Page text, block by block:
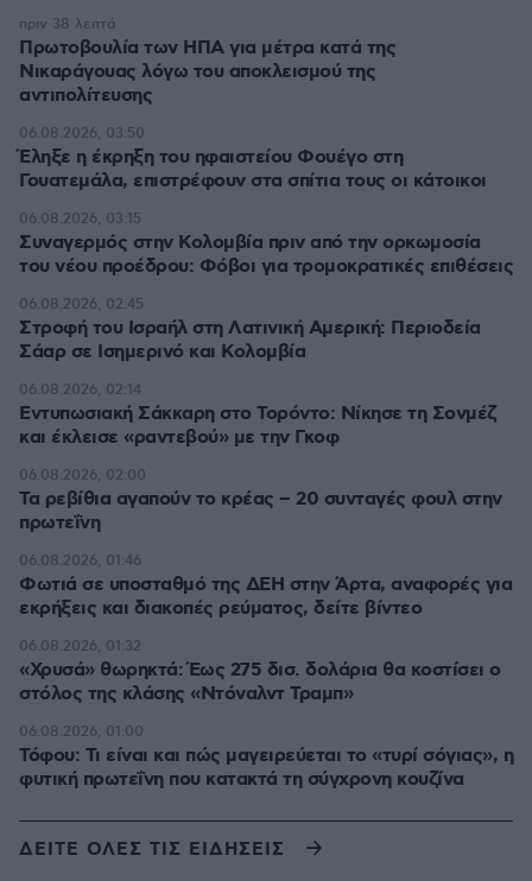
Πρωτοβουλία των ΗΠΑ για μέτρα κατά της
Νικαράγουας λόγω του αποκλεισμού της
αντιπολίτευσης
πριν 38 λεπτά
Έληξε η έκρηξη του ηφαιστείου Φουέγο στη
Γουατεμάλα, επιστρέφουν στα σπίτια τους οι κάτοικοι
06.08.2026, 03:50
Συναγερμός στην Κολομβία πριν από την ορκωμοσία
του νέου προέδρου: Φόβοι για τρομοκρατικές επιθέσεις
06.08.2026, 03:15
Στροφή του Ισραήλ στη Λατινική Αμερική: Περιοδεία
Σάαρ σε Ισημερινό και Κολομβία
06.08.2026, 02:45
Εντυπωσιακή Σάκκαρη στο Τορόντο: Νίκησε τη Σονμέζ
και έκλεισε «ραντεβού» με την Γκοφ
06.08.2026, 02:14
Τα ρεβίθια αγαπούν το κρέας – 20 συνταγές φουλ στην
πρωτεΐνη
06.08.2026, 02:00
Φωτιά σε υποσταθμό της ΔΕΗ στην Άρτα, αναφορές για
εκρήξεις και διακοπές ρεύματος, δείτε βίντεο
06.08.2026, 01:46
«Χρυσά» θωρηκτά: Έως 275 δισ. δολάρια θα κοστίσει ο
στόλος της κλάσης «Ντόναλντ Τραμπ»
06.08.2026, 01:32
Τόφου: Τι είναι και πώς μαγειρεύεται το «τυρί σόγιας», η
φυτική πρωτεΐνη που κατακτά τη σύγχρονη κουζίνα
06.08.2026, 01:00
ΔΕΙΤΕ ΟΛΕΣ ΤΙΣ ΕΙΔΗΣΕΙΣ